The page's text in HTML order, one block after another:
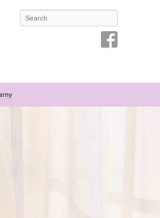
chorej, dlatego prowadzi się kampanie
która pozwoli im poczuć się kobieco i
Search